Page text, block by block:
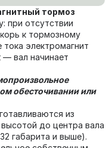
тормоз
при отсутствии
к тормозному
электромагнит
— вал начинает
обесточивании или
из
до центра вала
габарита и выше).